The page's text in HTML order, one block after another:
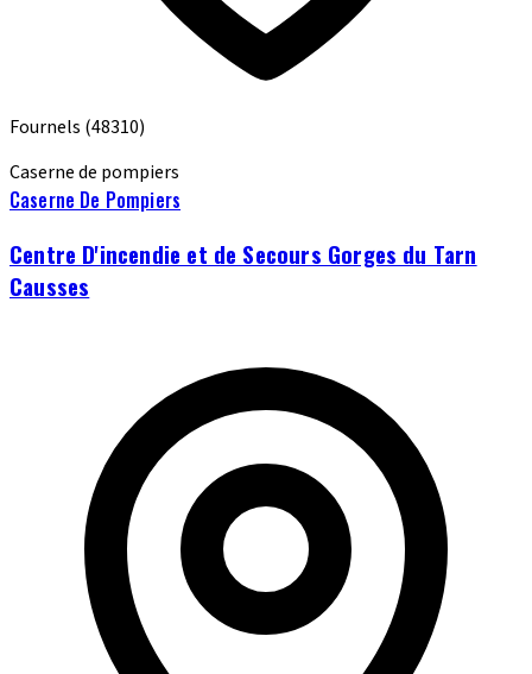
Fournels (48310)
Caserne de pompiers
Caserne De Pompiers
Centre D'incendie et de Secours Gorges du Tarn
Causses